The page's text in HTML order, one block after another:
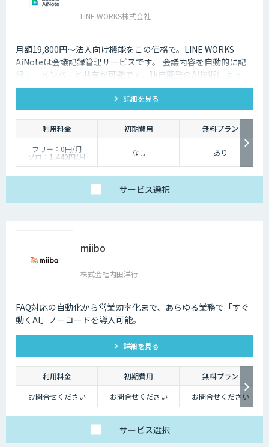
LINE WORKS株式会社
月額19,800円～法人向け機能をこの価格で。LINE WORKS
AiNoteは会議記録管理サービスです。 会議内容を自動的に記
録し、メンバーと共有が可能です。独自開発のAI技術によっ
て、業界屈指の高品質・低価格を実現しています。
詳細を見る
利用料金 初期費用
無料プラン
フリー：0円/月
ソロ：1,440円/月
チーム：19,800円/月
※年間契約の金額とな
なし あり
サービス選択
miibo
株式会社内田洋行
FAQ対応の自動化から営業効率化まで、あらゆる業務で「すぐ
動くAI」ノーコードを導入可能。
詳細を見る
利用料金 初期費用
無料プラン
お問合せください
お問合せください お問合せください
サービス選択